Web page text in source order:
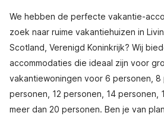
We hebben de perfecte vakantie-
zoek naar ruime vakantiehuizen in
Scotland, Verenigd Koninkrijk? Wij
accommodaties die ideaal zijn voor
vakantiewoningen voor 6 personen, 8
personen, 12 personen, 14 personen,
meer dan 20 personen. Ben je van